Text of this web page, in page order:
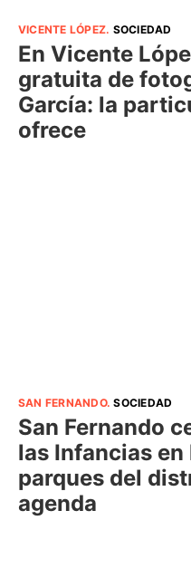
VICENTE LÓPEZ. SOCIEDAD
En Vicente
gratuita de
García: la
ofrece
SAN FERNANDO.SOCIEDAD
San Fernando
las Infancias en
parques del
agenda